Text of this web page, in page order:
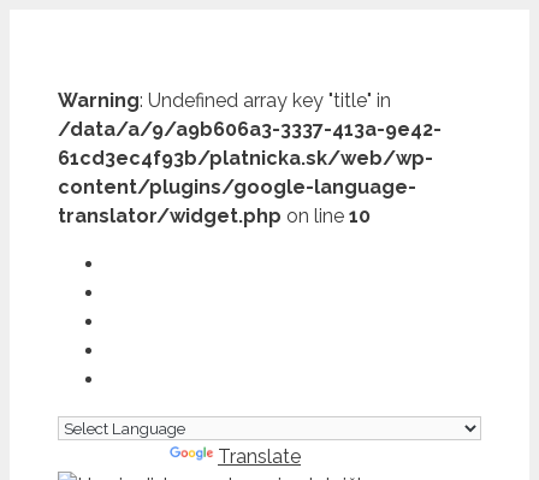
Warning: Undefined array key "title" in
/data/a/9/a9b606a3-3337-413a-9e42-
61cd3ec4f93b/platnicka.sk/web/wp-
content/plugins/google-language-
translator/widget.php on line 10
Translate